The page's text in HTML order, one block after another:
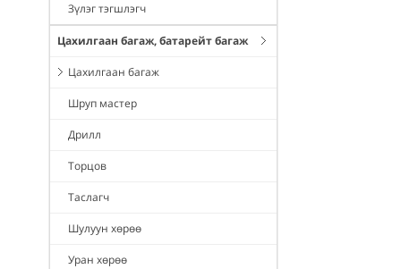
Зүлэг тэгшлэгч
Цахилгаан багаж, батарейт багаж
Цахилгаан багаж
Шруп мастер
Дрилл
Торцов
Таслагч
Шулуун хөрөө
Уран хөрөө